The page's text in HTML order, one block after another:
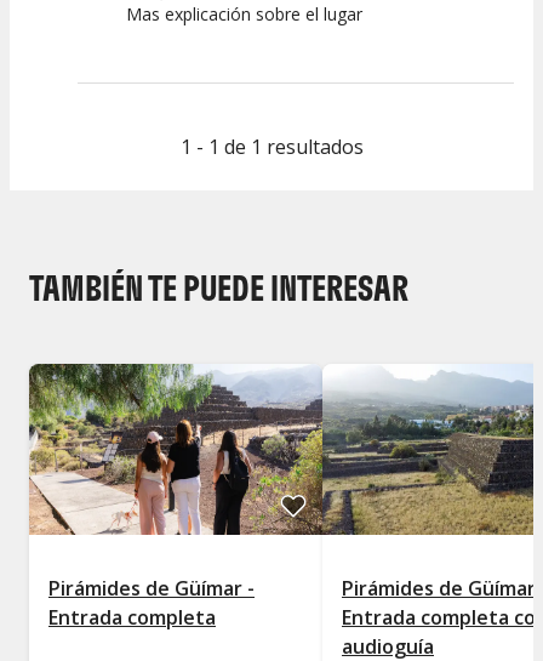
Mas explicación sobre el lugar
1 - 1 de 1 resultados
TAMBIÉN TE PUEDE INTERESAR
Pirámides de Güímar -
Entrada completa
Pirámides de Güímar
Entrada completa
audioguía